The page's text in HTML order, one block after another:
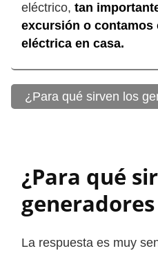
eléctrico, tan
excursión o contamos
eléctrica en casa.
¿Para qué sirven los
¿Para qué
La respuesta es muy